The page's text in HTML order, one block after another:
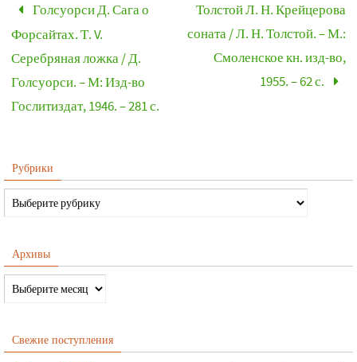
Голсуорси Д. Сага о
Форсайтах. Т. V.
Серебряная ложка / Д.
Голсуорси. – М: Изд-во
Гослитиздат, 1946. – 281 с.
Толстой Л. Н. Крейцерова
соната / Л. Н. Толстой. – М.:
Смоленское кн. изд-во,
1955. – 62 с.
Рубрики
Архивы
Свежие поступления